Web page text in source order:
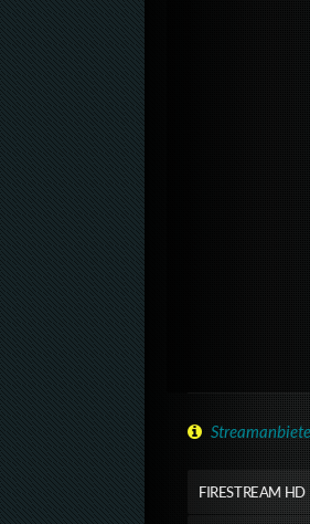
FIRESTREAM HD